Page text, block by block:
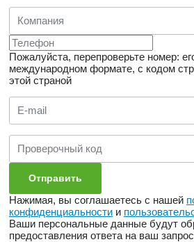
Пожалуйста, перепроверьте номер:
международном формате, с кодом
этой страной
Нажимая, вы соглашаетесь с нашей
конфиденциальности и
Ваши персональные данные будут
предоставления ответа на ваш